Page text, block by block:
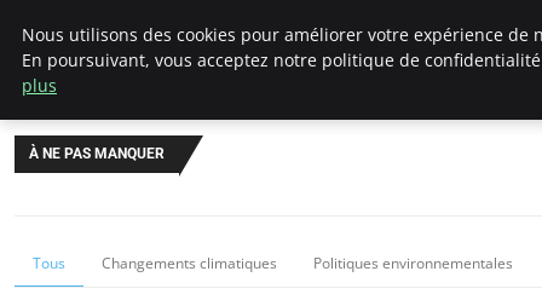
Climategatecountryclub.com
À NE PAS MANQUER
Tous Changements climatiques Politiques environnementales
Nous utilisons des cookies pour améliorer votre expérience de
En poursuivant, vous acceptez notre politique de
plus